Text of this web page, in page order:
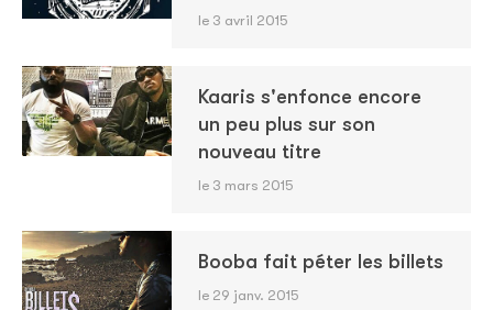
le 3 avril 2015
Kaaris s'enfonce encore
un peu plus sur son
nouveau titre
le 3 mars 2015
Booba fait péter les billets
le 29 janv. 2015